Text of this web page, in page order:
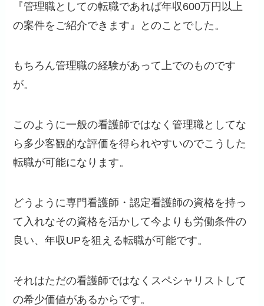
『管理職としての転職であれば年収600万円以上
の案件をご紹介できます』とのことでした。
もちろん管理職の経験があって上でのものです
が。
このように一般の看護師ではなく管理職としてな
ら多少客観的な評価を得られやすいのでこうした
転職が可能になります。
どうように専門看護師・認定看護師の資格を持っ
て入れなその資格を活かして今よりも労働条件の
良い、年収UPを狙える転職が可能です。
それはただの看護師ではなくスペシャリストして
の希少価値があるからです。